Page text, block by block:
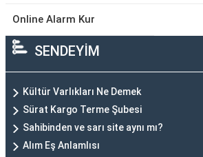
Online Alarm Kur
SENDEYİM
Kültür Varlıkları Ne Demek
Sürat Kargo Terme Şubesi
Sahibinden ve sarı site aynı mı?
Alım Eş Anlamlısı